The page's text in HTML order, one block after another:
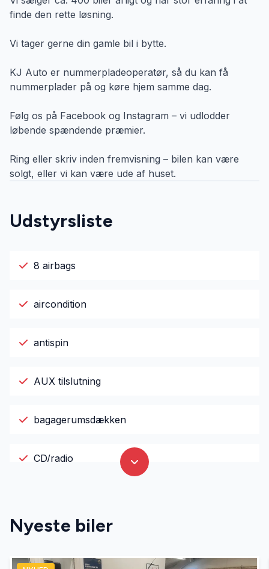
finde den rette løsning.
Vi tager gerne din gamle bil i bytte.
KJ Auto er nummerpladeoperatør, så du kan få
nummerplader på og køre hjem samme dag.
Følg os på Facebook og Instagram – vi udlodder
løbende spændende præmier.
Ring eller skriv inden fremvisning – bilen kan være
solgt, eller vi kan være ude af huset.
Udstyrsliste
8 airbags
aircondition
antispin
AUX tilslutning
bagagerumsdækken
CD/radio
ESP
Nyeste biler